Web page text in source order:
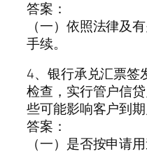
答案：
（一）依照法律及
手续。
4、银行承兑汇票签
检查，实行管户信
些可能影响客户到
答案：
（一）是否按申请